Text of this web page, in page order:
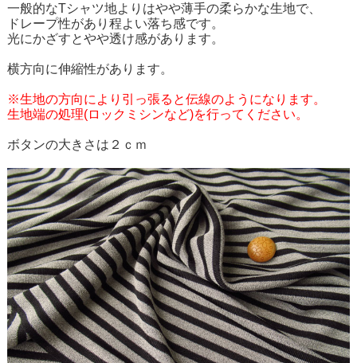
一般的なTシャツ地よりはやや薄手の柔らかな生地で、
ドレープ性があり程よい落ち感です。
光にかざすとやや透け感があります。
横方向に伸縮性があります。
※生地の方向により引っ張ると伝線のようになります。
生地端の処理(ロックミシンなど)を行ってください。
ボタンの大きさは２ｃｍ